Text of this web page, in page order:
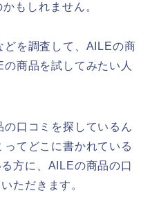
もしれません。
どを調査して、AILEの商
商品を試してみたい人
口コミを探しているん
てどこに書かれている
方に、AILEの商品の口
ただきます。